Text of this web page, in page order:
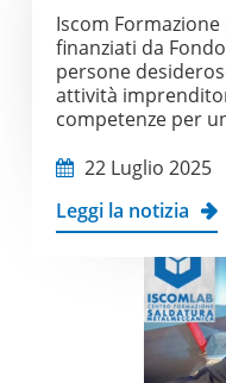
Iscom
finanziati da
persone
attività
competenze per
22 Luglio 2025
Leggi la notizia